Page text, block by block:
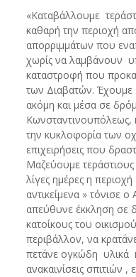
«Καταβάλλουμε
καθαρή την περιοχή
απορριμμάτων που
χωρίς να λαμβάνουν
καταστροφή που
των Διαβατών. Έχουμε
ακόμη και μέσα σε
Κωνσταντινουπόλεως,
την κυκλοφορία των
επιχειρήσεις που
Μαζεύουμε
λίγες ημέρες η
αντικείμενα » τόνισε
απεύθυνε έκκληση σε
κατοίκους του
περιβάλλον, να
πετάνε ογκώδη υλικά
ανακαινίσεις σπιτιών